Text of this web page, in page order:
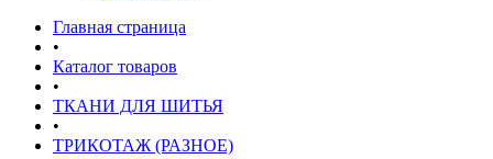
Главная страница
•
Каталог товаров
•
ТКАНИ ДЛЯ ШИТЬЯ
•
ТРИКОТАЖ (РАЗНОЕ)